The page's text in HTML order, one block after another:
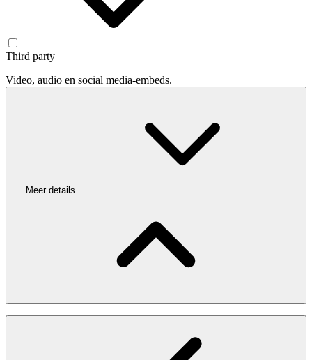
Third party
Video, audio en social media-embeds.
Meer details